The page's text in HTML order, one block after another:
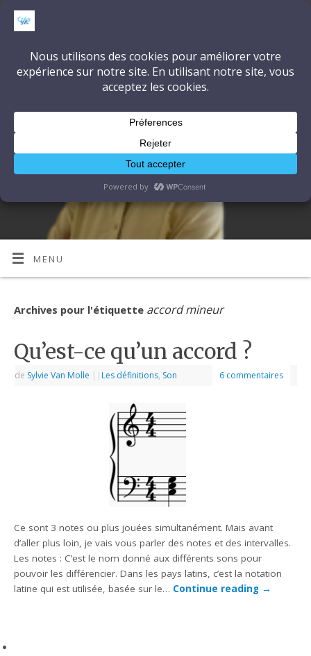
CréaSonVidéoLumière
DÉCOUVRONS ENSEMBLE L'ART ET LA TECHNIQUE
MENU
Archives pour l'étiquette accord mineur
Qu’est-ce qu’un accord ?
de Sylvie Van Molle | | Les définitions, Son 6 commentaires
Ce sont 3 notes ou plus jouées simultanément. Mais avant
d’aller plus loin, je vais vous parler des notes et des intervalles.
Les notes : C’est le nom donné aux différents sons pour
pouvoir les différencier. Dans les pays latins, c’est la notation
latine qui est utilisée, basée sur le… Continue reading →